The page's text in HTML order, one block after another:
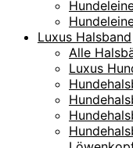
Luxus Halsband
Alle
Luxus